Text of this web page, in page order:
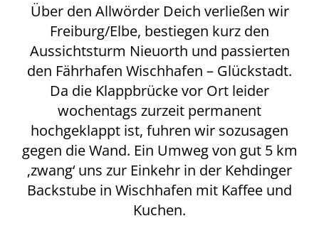
Über den Allwörder Deich verließen wir
Freiburg/Elbe, bestiegen kurz den
Aussichtsturm Nieuorth und passierten
den Fährhafen Wischhafen – Glückstadt.
Da die Klappbrücke vor Ort leider
wochentags zurzeit permanent
hochgeklappt ist, fuhren wir sozusagen
gegen die Wand. Ein Umweg von gut 5 km
‚zwang‘ uns zur Einkehr in der Kehdinger
Backstube in Wischhafen mit Kaffee und
Kuchen.